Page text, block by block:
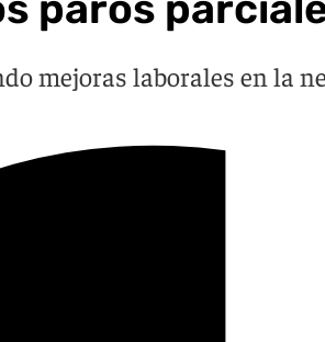
mejoras laborales en la